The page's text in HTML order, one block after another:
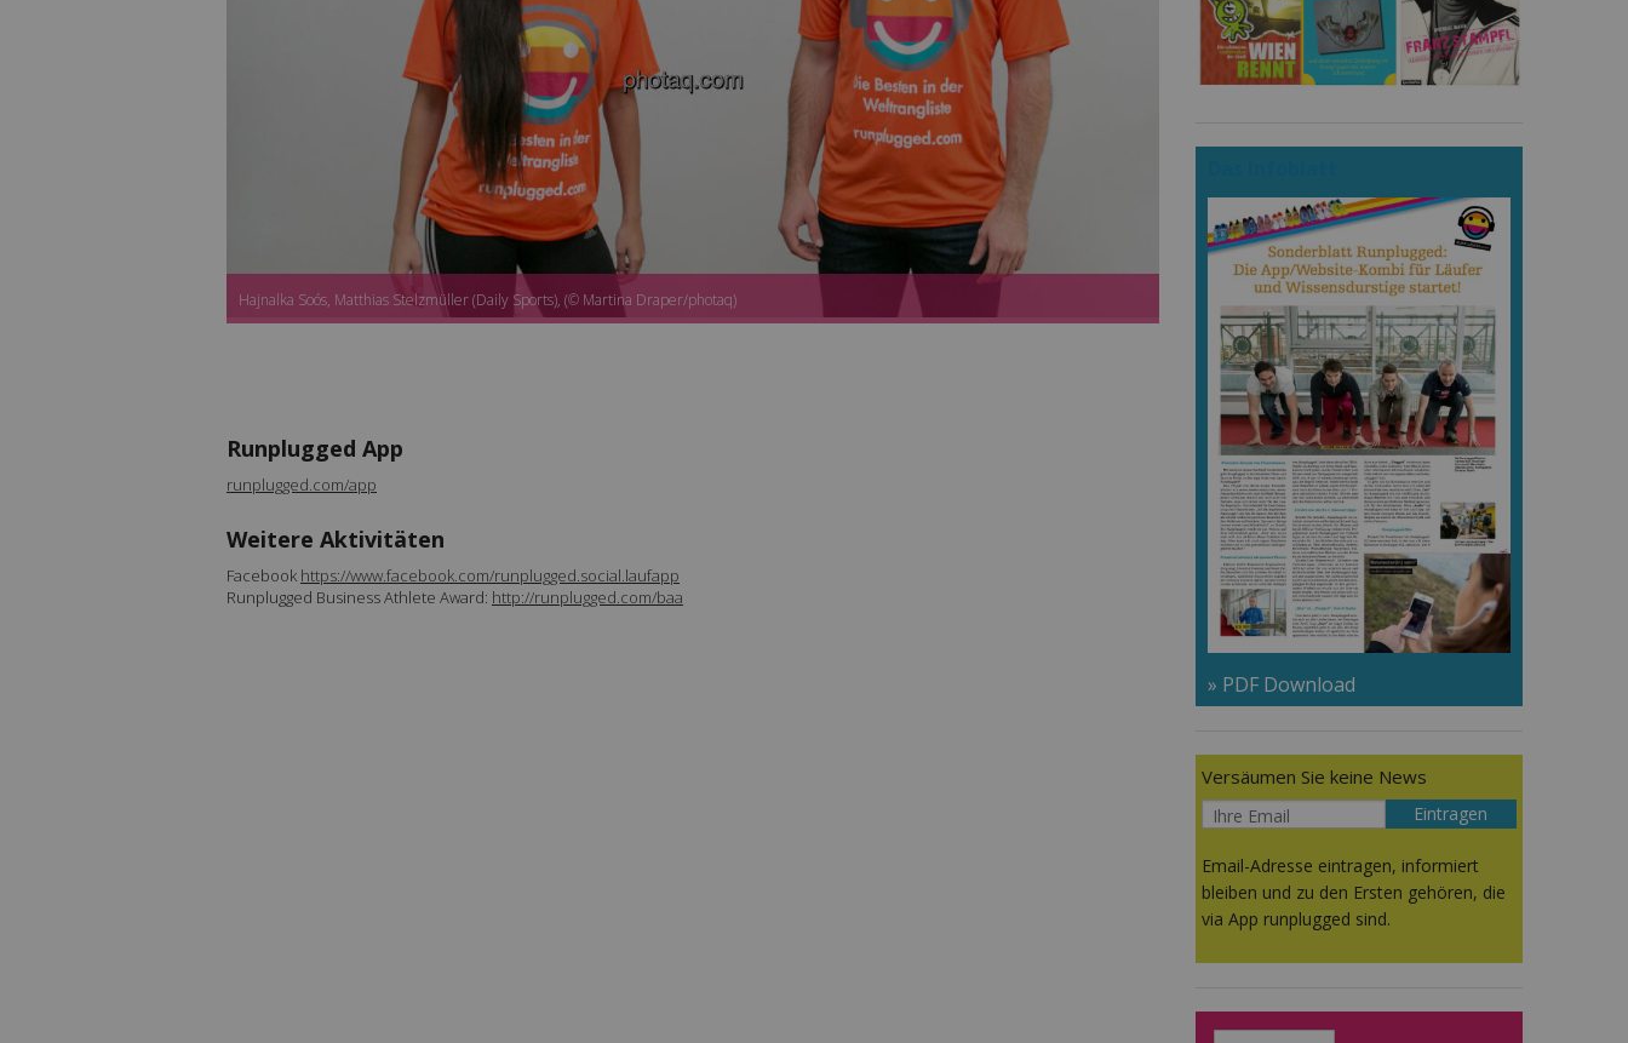
Hajnalka Soós, Matthias Stelzmüller (Daily Sports), (© Martina Draper/photaq)
Runplugged App
runplugged.com/app
Weitere Aktivitäten
Facebook https://www.facebook.com/runplugged.social.laufapp
Runplugged Business Athlete Award: http://runplugged.com/baa
» PDF Download
Versäumen Sie keine News
Email-Adresse eintragen, informiert
bleiben und zu den Ersten gehören, die
via App runplugged sind.